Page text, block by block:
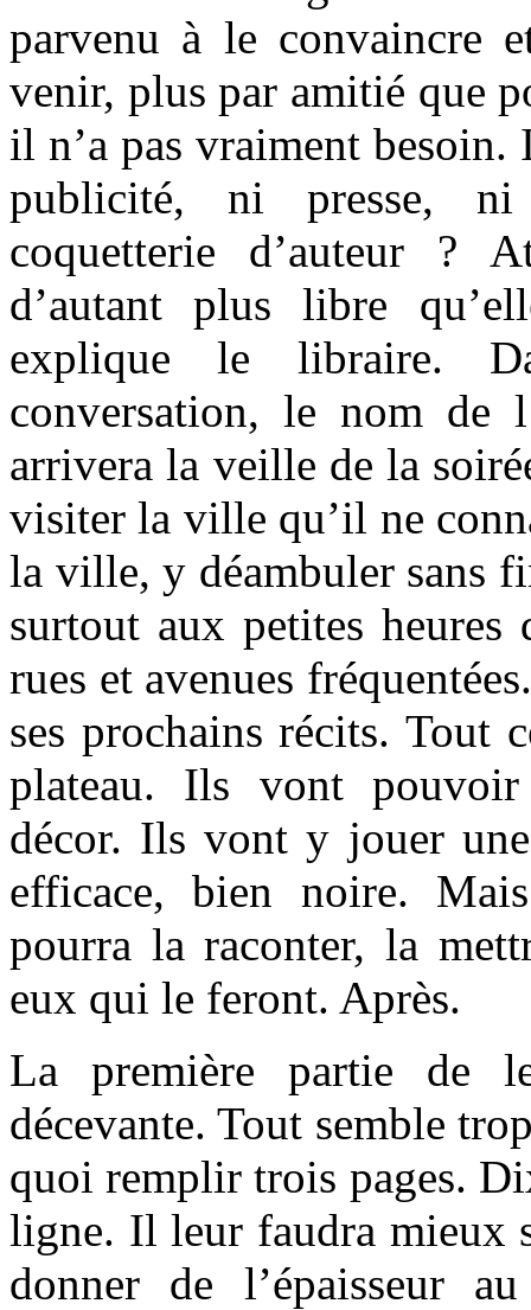
parvenu à le convaincre
venir, plus par amitié que
il n’a pas vraiment
publicité, ni presse,
coquetterie d’auteur ?
d’autant plus libre
explique le libraire.
conversation, le nom
arrivera la veille de la
visiter la ville qu’il ne
la ville, y déambuler sans
surtout aux petites heures
rues et avenues
ses prochains récits. Tout
plateau. Ils vont
décor. Ils vont y jouer
efficace, bien noire.
pourra la raconter, la
eux qui le feront. Après.
La première partie de
décevante. Tout semble
quoi remplir trois pages.
ligne. Il leur faudra mieux
donner de l’épaisseur